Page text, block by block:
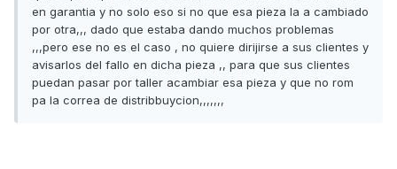
en garantia y no solo eso si no que esa pieza la a cambiado
por otra,,, dado que estaba dando muchos problemas
,,,pero ese no es el caso , no quiere dirijirse a sus clientes y
avisarlos del fallo en dicha pieza ,, para que sus clientes
puedan pasar por taller acambiar esa pieza y que no rom
pa la correa de distribbuycion,,,,,,,